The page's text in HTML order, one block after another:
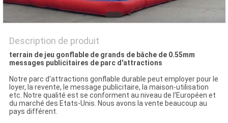
Description de produit
terrain de jeu gonflable de grands de bâche de 0.55mm
messages publicitaires de parc d'attractions
Notre parc d'attractions gonflable durable peut employer pour le
loyer, la revente, le message publicitaire, la maison-utilisation
etc. Notre qualité est se conforment au niveau de l'Européen et
du marché des Etats-Unis. Nous avons la vente beaucoup au
pays différent.